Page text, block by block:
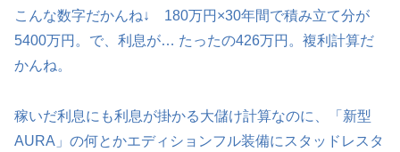
こんな数字だかんね↓ 180万円×30年間で積み立て分が
5400万円。で、利息が… たったの426万円。複利計算だ
かんね。
稼いだ利息にも利息が掛かる大儲け計算なのに、「新型
AURA」の何とかエディションフル装備にスタッドレスタ